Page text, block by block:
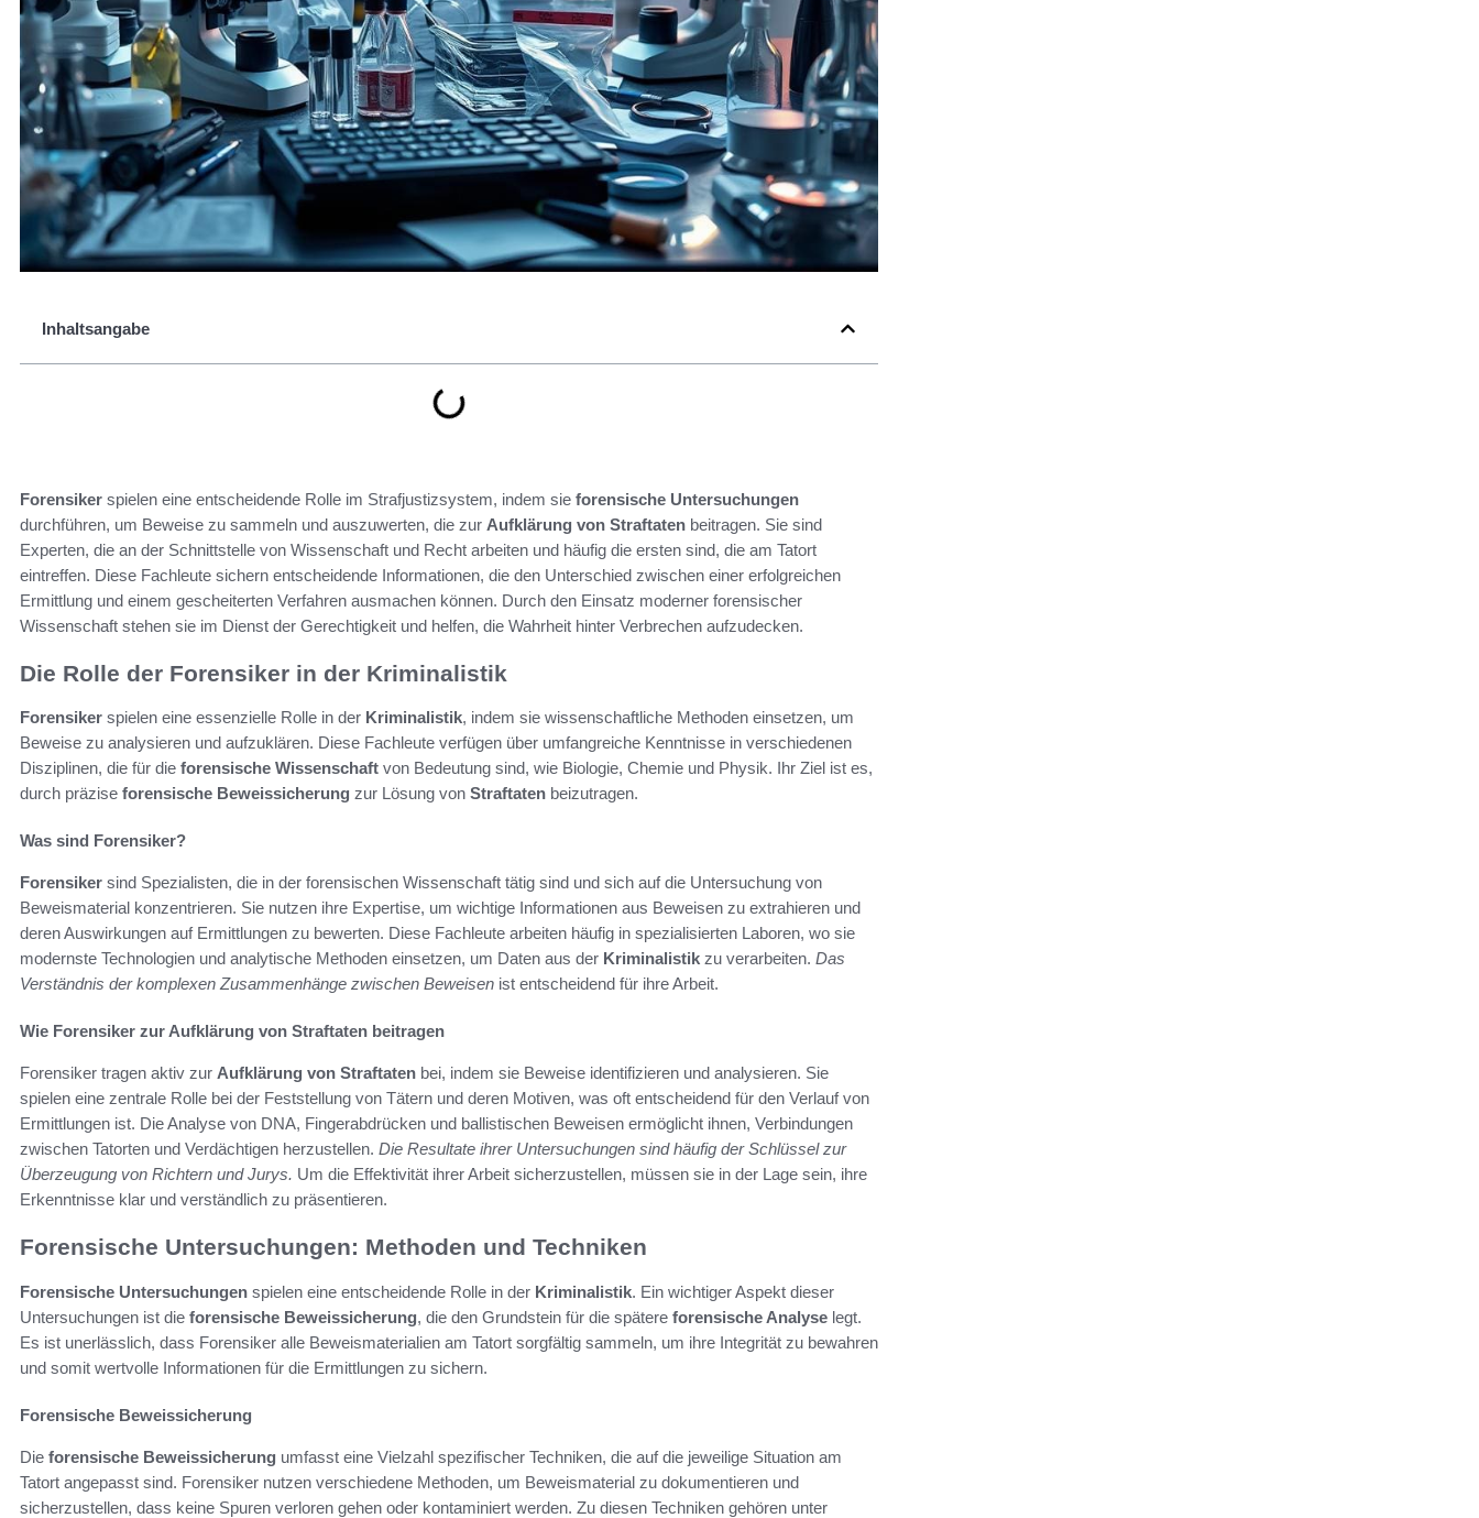
Inhaltsangabe
Forensiker spielen eine entscheidende Rolle im Strafjustizsystem, indem sie forensische Untersuchungen
durchführen, um Beweise zu sammeln und auszuwerten, die zur Aufklärung von Straftaten beitragen. Sie sind
Experten, die an der Schnittstelle von Wissenschaft und Recht arbeiten und häufig die ersten sind, die am Tatort
eintreffen. Diese Fachleute sichern entscheidende Informationen, die den Unterschied zwischen einer erfolgreichen
Ermittlung und einem gescheiterten Verfahren ausmachen können. Durch den Einsatz moderner forensischer
Wissenschaft stehen sie im Dienst der Gerechtigkeit und helfen, die Wahrheit hinter Verbrechen aufzudecken.
Die Rolle der Forensiker in der Kriminalistik
Forensiker spielen eine essenzielle Rolle in der Kriminalistik, indem sie wissenschaftliche Methoden einsetzen, um
Beweise zu analysieren und aufzuklären. Diese Fachleute verfügen über umfangreiche Kenntnisse in verschiedenen
Disziplinen, die für die forensische Wissenschaft von Bedeutung sind, wie Biologie, Chemie und Physik. Ihr Ziel ist es,
durch präzise forensische Beweissicherung zur Lösung von Straftaten beizutragen.
Was sind Forensiker?
Forensiker sind Spezialisten, die in der forensischen Wissenschaft tätig sind und sich auf die Untersuchung von
Beweismaterial konzentrieren. Sie nutzen ihre Expertise, um wichtige Informationen aus Beweisen zu extrahieren und
deren Auswirkungen auf Ermittlungen zu bewerten. Diese Fachleute arbeiten häufig in spezialisierten Laboren, wo sie
modernste Technologien und analytische Methoden einsetzen, um Daten aus der Kriminalistik zu verarbeiten. Das
Verständnis der komplexen Zusammenhänge zwischen Beweisen ist entscheidend für ihre Arbeit.
Wie Forensiker zur Aufklärung von Straftaten beitragen
Forensiker tragen aktiv zur Aufklärung von Straftaten bei, indem sie Beweise identifizieren und analysieren. Sie
spielen eine zentrale Rolle bei der Feststellung von Tätern und deren Motiven, was oft entscheidend für den Verlauf von
Ermittlungen ist. Die Analyse von DNA, Fingerabdrücken und ballistischen Beweisen ermöglicht ihnen, Verbindungen
zwischen Tatorten und Verdächtigen herzustellen. Die Resultate ihrer Untersuchungen sind häufig der Schlüssel zur
Überzeugung von Richtern und Jurys. Um die Effektivität ihrer Arbeit sicherzustellen, müssen sie in der Lage sein, ihre
Erkenntnisse klar und verständlich zu präsentieren.
Forensische Untersuchungen: Methoden und Techniken
Forensische Untersuchungen spielen eine entscheidende Rolle in der Kriminalistik. Ein wichtiger Aspekt dieser
Untersuchungen ist die forensische Beweissicherung, die den Grundstein für die spätere forensische Analyse legt.
Es ist unerlässlich, dass Forensiker alle Beweismaterialien am Tatort sorgfältig sammeln, um ihre Integrität zu bewahren
und somit wertvolle Informationen für die Ermittlungen zu sichern.
Forensische Beweissicherung
Die forensische Beweissicherung umfasst eine Vielzahl spezifischer Techniken, die auf die jeweilige Situation am
Tatort angepasst sind. Forensiker nutzen verschiedene Methoden, um Beweismaterial zu dokumentieren und
sicherzustellen, dass keine Spuren verloren gehen oder kontaminiert werden. Zu diesen Techniken gehören unter